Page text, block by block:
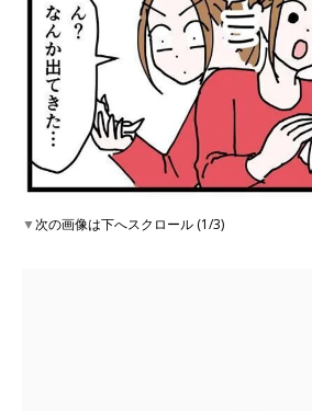
▼次の画像は下へスクロール (1/3)